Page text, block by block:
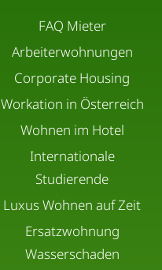
FAQ Mieter
Arbeiterwohnungen
Corporate Housing
Workation in Österreich
Wohnen im Hotel
Internationale
Studierende
Luxus Wohnen auf Zeit
Ersatzwohnung
Wasserschaden